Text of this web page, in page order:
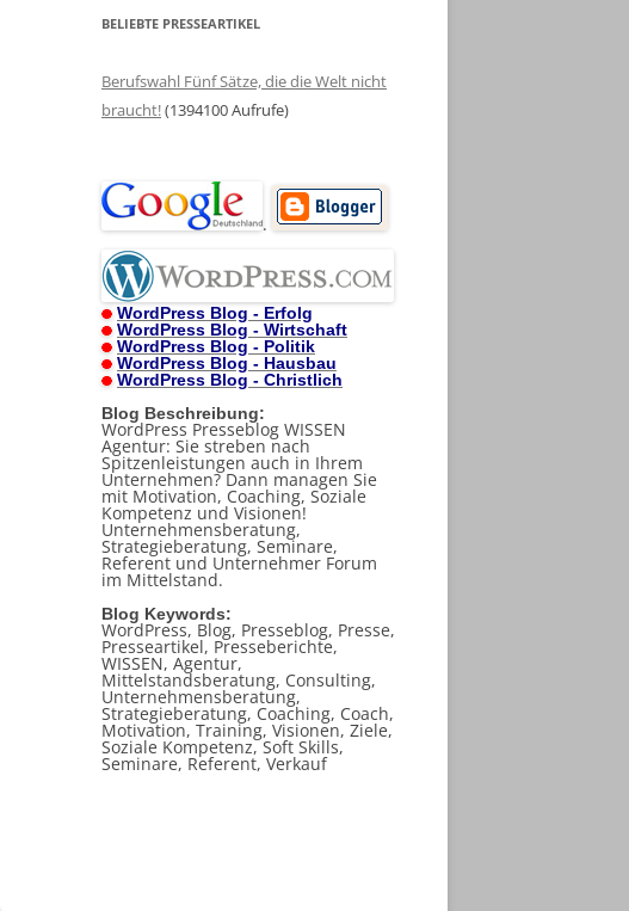
BELIEBTE PRESSEARTIKEL
Berufswahl Fünf Sätze, die die Welt nicht
braucht!(1394100 Aufrufe)
.
WordPress Blog - Erfolg
WordPress Blog - Wirtschaft
WordPress Blog - Politik
WordPress Blog - Hausbau
WordPress Blog - Christlich
Blog Beschreibung:
WordPress Presseblog WISSEN
Agentur: Sie streben nach
Spitzenleistungen auch in Ihrem
Unternehmen? Dann managen Sie
mit Motivation, Coaching, Soziale
Kompetenz und Visionen!
Unternehmensberatung,
Strategieberatung, Seminare,
Referent und Unternehmer Forum
im Mittelstand.
Blog Keywords:
WordPress, Blog, Presseblog, Presse,
Presseartikel, Presseberichte,
WISSEN, Agentur,
Mittelstandsberatung, Consulting,
Unternehmensberatung,
Strategieberatung, Coaching, Coach,
Motivation, Training, Visionen, Ziele,
Soziale Kompetenz, Soft Skills,
Seminare, Referent, Verkauf